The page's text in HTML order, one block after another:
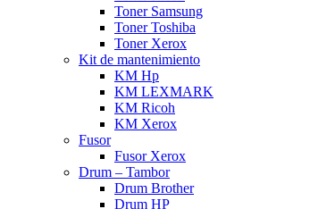
Toner Samsung
Toner Toshiba
Toner Xerox
Kit de mantenimiento
KM Hp
KM LEXMARK
KM Ricoh
KM Xerox
Fusor
Fusor Xerox
Drum – Tambor
Drum Brother
Drum HP